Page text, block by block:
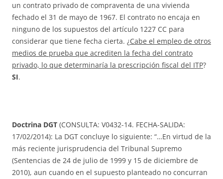
un contrato privado de compraventa de una vivienda
fechado el 31 de mayo de 1967. El contrato no encaja en
ninguno de los supuestos del artículo 1227 CC para
considerar que tiene fecha cierta. ¿Cabe el empleo de otros
medios de prueba que acrediten la fecha del contrato
privado, lo que determinaría la prescripción fiscal del ITP?
SI.
Doctrina DGT (CONSULTA: V0432-14. FECHA-SALIDA:
17/02/2014): La DGT concluye lo siguiente: “…En virtud de la
más reciente jurisprudencia del Tribunal Supremo
(Sentencias de 24 de julio de 1999 y 15 de diciembre de
2010), aun cuando en el supuesto planteado no concurran